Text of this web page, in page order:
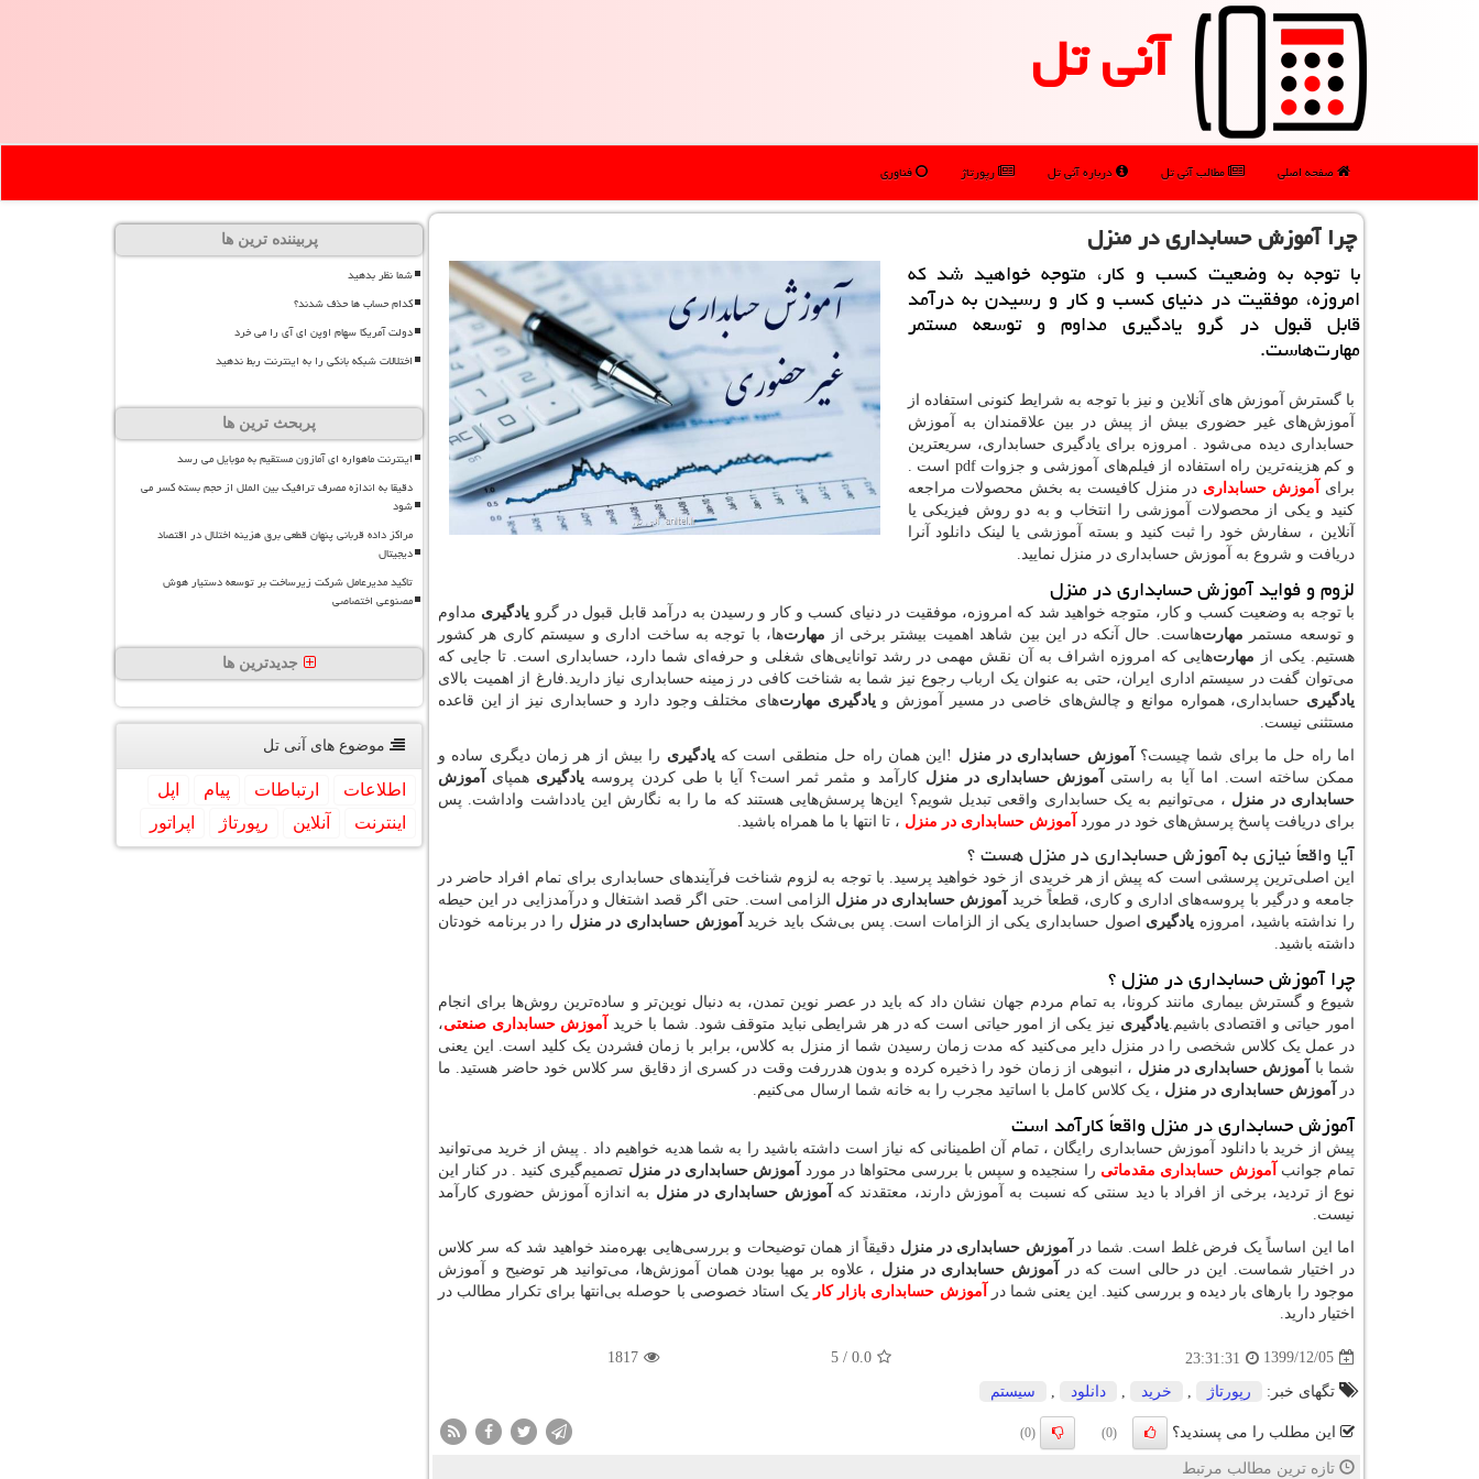
آنی تل
صفحه اصلی مطالب آنی تل درباره آنی تل رپورتاژ فناوری
چرا آموزش حسابداری در منزل
با توجه به وضعیت كسب و كار، متوجه خواهید شد كه
امروزه، موفقیت در دنیای كسب و كار و رسیدن به درآمد
قابل قبول در گرو یادگیری مداوم و توسعه مستمر
مهارت‌هاست.
با گسترش آموزش های آنلاین و نیز با توجه به شرایط کنونی استفاده از
آموزش‌های غیر حضوری بیش از پیش در بین علاقمندان به آموزش
حسابداری دیده می‌شود . امروزه برای یادگیری حسابداری، سریعترین
و کم هزینه‌ترین راه استفاده از فیلم‌های آموزشی و جزوات pdf
است .
برای
آموزش حسابداری در منزل کافیست به بخش محصولات مراجعه
کنید و یکی از محصولات آموزشی را انتخاب و به دو روش فیزیکی یا
آنلاین ، سفارش خود را ثبت کنید و بسته آموزشی یا لینک دانلود آنرا
دریافت و شروع به آموزش حسابداری در منزل نمایید.
لزوم و فواید آموزش حسابداری در منزل
با توجه به وضعیت کسب و کار، متوجه خواهید شد که امروزه، موفقیت در دنیای کسب و کار و رسیدن به درآمد قابل قبول در گرو یادگیری مداوم
و توسعه مستمر مهارت‌هاست. حال آنکه در این بین شاهد اهمیت بیشتر برخی از مهارت‌ها، با توجه به ساخت اداری و سیستم کاری هر کشور
هستیم. یکی از مهارت‌هایی که امروزه اشراف به آن نقش مهمی در رشد توانایی‌های شغلی و حرفه‌ای شما دارد، حسابداری است. تا جایی که
می‌توان گفت در سیستم اداری ایران، حتی به عنوان یک ارباب رجوع نیز شما به شناخت کافی در زمینه حسابداری نیاز دارید.فارغ از اهمیت بالای
یادگیری حسابداری، همواره موانع و چالش‌های خاصی در مسیر آموزش ویادگیری مهارت‌های مختلف وجود دارد و حسابداری نیز از این قاعده
مستثنی نیست.
اما راه حل ما برای شما چیست؟
آموزش حسابداری در منزل ! این همان راه حل منطقی است کهیادگیری را بیش از هر زمان دیگری ساده و
ممکن ساخته است. اما آیا به راستی
آموزش حسابداری در منزل کارآمد و مثمر ثمر است؟ آیا با طی کردن پروسه یادگیری همپای
آموزش
حسابداری در منزل ، می‌توانیم به یک حسابداری واقعی تبدیل شویم؟ این‌ها پرسش‌هایی هستند که ما را به نگارش این یادداشت واداشت. پس
برای دریافت پاسخ پرسش‌های خود در مورد آموزش حسابداری در منزل ، تا انتها با ما همراه باشید.
آیا واقعاً نیازی به آموزش حسابداری در منزل هست ؟
این اصلی‌ترین پرسشی است که پیش از هر خریدی از خود خواهید پرسید. با توجه به لزوم شناخت فرآیند‌های حسابداری برای تمام افراد حاضر در
جامعه و درگیر با پروسه‌های اداری و کاری، قطعاً خرید
آموزش حسابداری در منزل الزامی است. حتی اگر قصد اشتغال و درآمدزایی در این حیطه
را نداشته باشید، امروزه یادگیری اصول حسابداری یکی از الزامات است. پس بی‌شک باید خرید آموزش حسابداری در منزل را در برنامه خودتان
داشته باشید.
چرا آموزش حسابداری در منزل ؟
شیوع و گسترش بیماری مانند کرونا، به تمام مردم جهان نشان داد که باید در عصر نوین تمدن، به دنبال نوین‌تر و ساده‌ترین روش‌ها برای انجام
امور حیاتی و اقتصادی باشیم.یادگیری نیز یکی از امور حیاتی است که در هر شرایطی نباید متوقف شود. شما با خرید آموزش حسابداری صنعتی،
در عمل یک کلاس شخصی را در منزل دایر می‌کنید که مدت زمان رسیدن شما از منزل به کلاس، برابر با زمان فشردن یک کلید است. این یعنی
شما با
آموزش حسابداری در منزل ، انبوهی از زمان خود را ذخیره کرده و بدون هدررفت وقت در کسری از دقایق سر کلاس خود حاضر هستید. ما
در
آموزش حسابداری در منزل ، یک کلاس کامل با اساتید مجرب را به خانه شما ارسال می‌کنیم.
آموزش حسابداری در منزل واقعاً کارآمد است
پیش از خرید با دانلود آموزش حسابداری رایگان ، تمام آن اطمینانی که نیاز است داشته باشید را به شما هدیه خواهیم داد . پیش از خرید می‌توانید
تمام جوانب
آموزش حسابداری مقدماتی را سنجیده و سپس با بررسی محتواها در مورد آموزش حسابداری در منزل تصمیم‌گیری کنید . در کنار این
نوع از تردید، برخی از افراد با دید سنتی که نسبت به آموزش دارند، معتقدند که
آموزش حسابداری در منزل به اندازه آموزش حضوری کارآمد
نیست.
اما این اساساً یک فرض غلط است. شما در
آموزش حسابداری در منزل دقیقاً از همان توضیحات و بررسی‌هایی بهره‌مند خواهید شد که سر کلاس
در اختیار شماست. این در حالی است که در
آموزش حسابداری در منزل ، علاوه بر مهیا بودن همان آموزش‌ها، می‌توانید هر توضیح و آموزش
موجود را بارهای بار دیده و بررسی کنید. این یعنی شما در
آموزش حسابداری بازار کار یک استاد خصوصی با حوصله بی‌انتها برای تکرار مطالب در
اختیار دارید.
1399/12/05
23:31:31
0.0
/
5
1817
تگهای خبر: رپورتاژ خرید دانلود سیستم
این مطلب را می پسندید؟ (0)
(0)
تازه ترین مطالب مرتبط
پربیننده ترین ها
شما نظر بدهید
کدام حساب ها حذف شدند؟
دولت آمریکا سهام اوپن ای آی را می خرد
اختلالات شبکه بانکی را به اینترنت ربط ندهید
پربحث ترین ها
اینترنت ماهواره ای آمازون مستقیم به موبایل می رسد
دقیقا به اندازه مصرف ترافیک بین الملل از حجم بسته کسر می
شود
مراکز داده قربانی پنهان قطعی برق هزینه اختلال در اقتصاد
دیجیتال
تاکید مدیرعامل شرکت زیرساخت بر توسعه دستیار هوش
مصنوعی اختصاصی
جدیدترین ها
موضوع های آنی تل
اطلاعات ارتباطات پیام
اپل
اینترنت
آنلاین رپورتاژ اپراتور